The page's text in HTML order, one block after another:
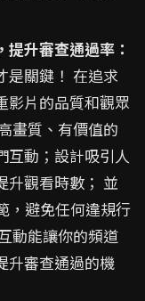
升審查通過率：
是關鍵！ 在追求
影片的品質和觀眾
畫質、有價值的
互動；設計吸引人
升觀看時數； 並
，避免任何違規行
動能讓你的頻道
升審查通過的機